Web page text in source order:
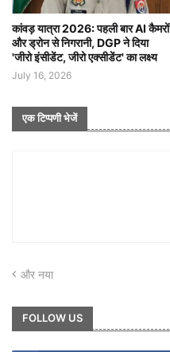
कांवड़ यात्रा 2026: पहली बार AI कैमरों
और ड्रोन से निगरानी, DGP ने दिया
'जीरो इंसीडेंट, जीरो एक्सीडेंट' का लक्ष्य
July 16, 2026
एक टिप्पणी भेजें
और नया
FOLLOW US